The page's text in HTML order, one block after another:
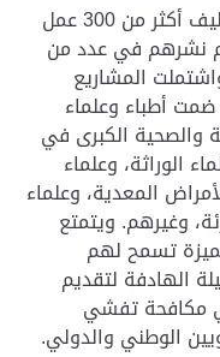
وكان الباحثون الرئيسيون تعاونوا لتأليف أكثر من 300 عمل
نشرهم في عدد من
المشاريع
أطباء وعلماء
الكبرى في
الوراثة، وعلماء
المعدية، وعلماء
وغيرهم. ويتمتع
تسمح لهم
الهادفة لتقديم
مكافحة تفشي
الوطني والدولي.